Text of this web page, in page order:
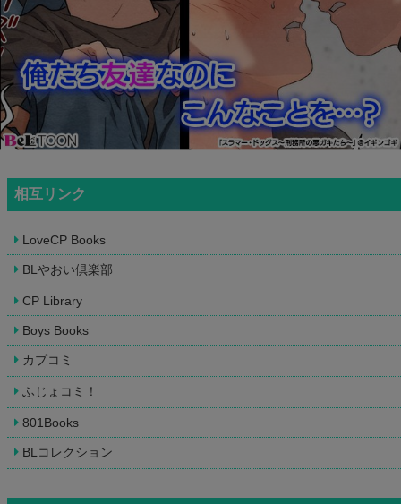
相互リンク
LoveCP Books
BLやおい倶楽部
CP Library
Boys Books
カプコミ
ふじょコミ！
801Books
BLコレクション